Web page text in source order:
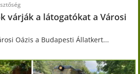
várják a látogatókat a Városi
Oázis a Budapesti Állatkert...